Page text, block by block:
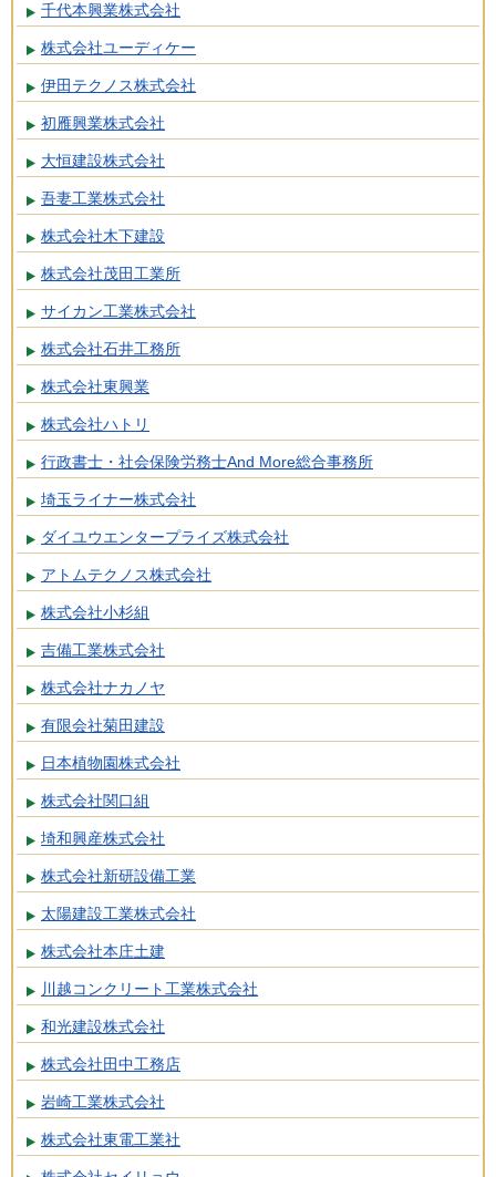
千代本興業株式会社
株式会社ユーディケー
伊田テクノス株式会社
初雁興業株式会社
大恒建設株式会社
吾妻工業株式会社
株式会社木下建設
株式会社茂田工業所
サイカン工業株式会社
株式会社石井工務所
株式会社東興業
株式会社ハトリ
行政書士・社会保険労務士And More総合事務所
埼玉ライナー株式会社
ダイユウエンタープライズ株式会社
アトムテクノス株式会社
株式会社小杉組
吉備工業株式会社
株式会社ナカノヤ
有限会社菊田建設
日本植物園株式会社
株式会社関口組
埼和興産株式会社
株式会社新研設備工業
太陽建設工業株式会社
株式会社本庄土建
川越コンクリート工業株式会社
和光建設株式会社
株式会社田中工務店
岩崎工業株式会社
株式会社東電工業社